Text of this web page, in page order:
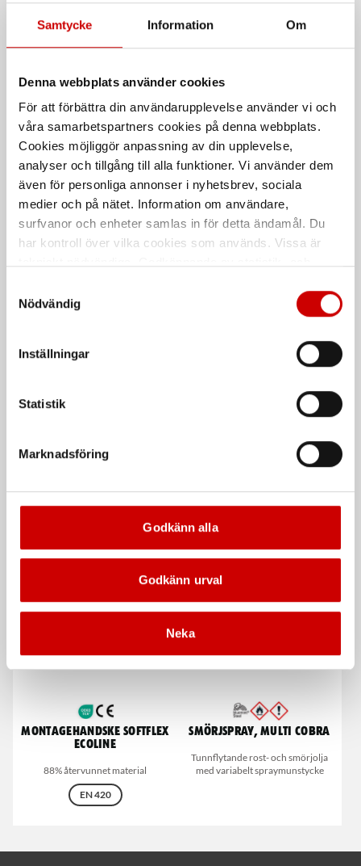
Samtycke Information Om
Denna webbplats använder cookies
För att förbättra din användarupplevelse använder vi och
våra samarbetspartners cookies på denna webbplats.
Cookies möjliggör anpassning av din upplevelse,
analyser och tillgång till alla funktioner. Vi använder dem
även för personliga annonser i nyhetsbrev, sociala
medier och på nätet. Information om användare,
surfvanor och enheter samlas in för detta ändamål. Du
har kontroll över vilka cookies som används. Vissa är
länder utanför EU med olika dataskyddsnormer. Genom
att godkänna samtycker du till sådana överföringar. Läs
Nödvändig
Inställningar
Statistik
Marknadsföring
Godkänn alla
Godkänn urval
Neka
Munstycke monobolt
Till Blindnitpistol
Blindnitpistol PNG 122
Blindnitpistol PNG 102
3,2mm
Blindnitpistol M-Cube
ANG 18 V Compact 2X2AH
Maskinkropp inkl. batteri, laddare
Svarta nitrilhandskar
Nitrilhandskar för engångsbruk
Brakecleaner
universalrengöring
Prisvärd universalrengöring och
bromsrengöring.
Kampanj
Montagehandske Softflex
Ecoline
88% återvunnet material
EN 420
Smörjspray, Multi Cobra
Tunnflytande rost- och smörjolja
med variabelt spraymunstycke